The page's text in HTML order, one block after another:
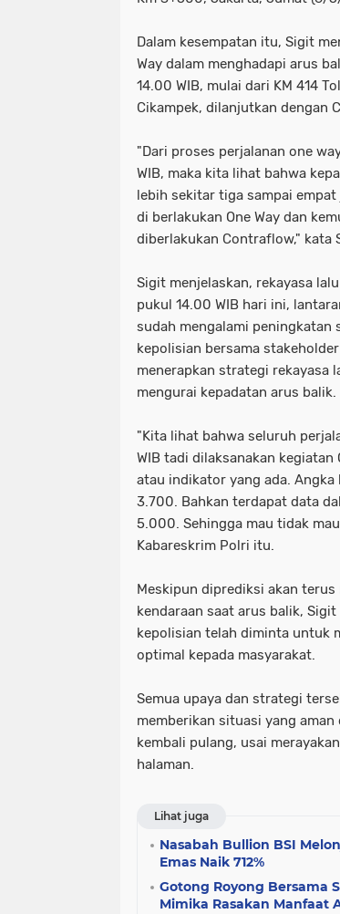
Dalam kesempatan itu, Sigit
Way dalam menghadapi arus
14.00 WIB, mulai dari KM 414
Cikampek, dilanjutkan dengan
"Dari proses perjalanan one
WIB, maka kita lihat bahwa
lebih sekitar tiga sampai empat
di berlakukan One Way dan
diberlakukan Contraflow," kata
Sigit menjelaskan, rekayasa
pukul 14.00 WIB hari ini,
sudah mengalami peningkatan
kepolisian bersama
menerapkan strategi rekayasa
mengurai kepadatan arus balik.
"Kita lihat bahwa seluruh
WIB tadi dilaksanakan kegiatan
atau indikator yang ada.
3.700. Bahkan terdapat data
5.000. Sehingga mau tidak
Kabareskrim Polri itu.
Meskipun diprediksi akan
kendaraan saat arus balik,
kepolisian telah diminta untuk
optimal kepada masyarakat.
Semua upaya dan strategi
memberikan situasi yang
kembali pulang, usai
halaman.
Lihat juga
Nasabah Bullion BSI
Emas Naik 712%
Gotong Royong Bersama
Mimika Rasakan Manfaat